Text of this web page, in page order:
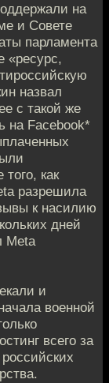
на
и Совете
парламента
«ресурс,
назвал
с такой же
на Facebook*
как
разрешила
к насилию
дней
Meta
и
военной
всего за